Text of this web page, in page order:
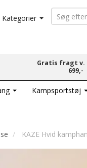
Kategorier
Gratis fragt v.
699,-
Kampsportstøj
KAZE Hvid